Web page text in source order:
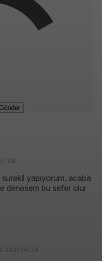
yapıyorum. acaba
denesem bu sefer olur
2021 06:24